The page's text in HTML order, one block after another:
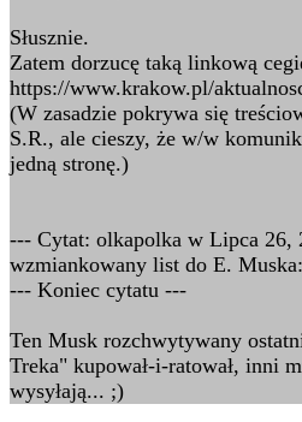
Słusznie.
Zatem dorzucę taką linkową
https://www.krakow.pl/
(W zasadzie pokrywa się
S.R., ale cieszy, że w/w
jedną stronę.)
--- Cytat: olkapolka w Lipca 26,
wzmiankowany list do E. Muska:
--- Koniec cytatu ---
Ten Musk rozchwytywany
Treka" kupował-i-ratował, inni
wysyłają... ;)